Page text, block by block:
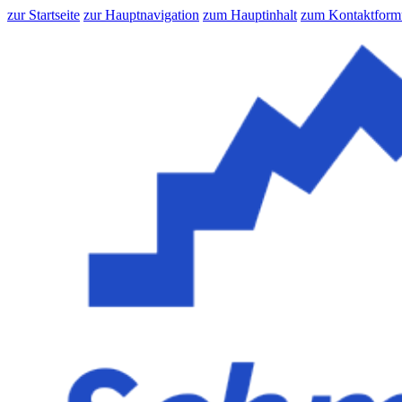
zur Startseite zur Hauptnavigation zum Hauptinhalt zum